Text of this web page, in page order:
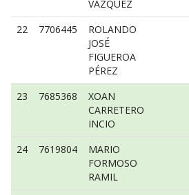
VAZQUEZ
22
7706445
ROLANDO
JOSÉ
FIGUEROA
PÉREZ
23 7685368
XOAN
CARRETERO
INCIO
24
7619804
MARIO
FORMOSO
RAMIL